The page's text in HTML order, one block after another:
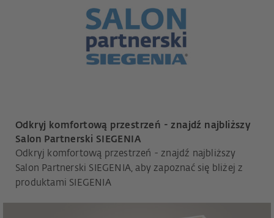
Odkryj komfortową przestrzeń - znajdź najbliższy
Salon Partnerski SIEGENIA
Odkryj komfortową przestrzeń - znajdź najbliższy
Salon Partnerski SIEGENIA, aby zapoznać się bliżej z
produktami SIEGENIA